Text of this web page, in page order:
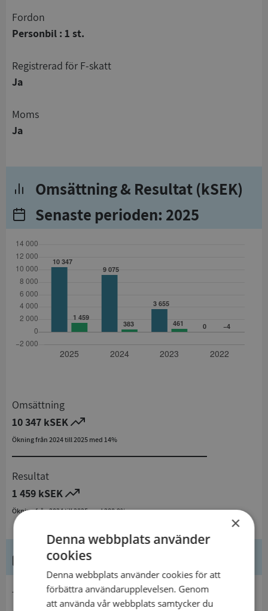
Fordon
Personbil : 1 st.
registrerad för F-skatt
Ja
Moms
Ja
Omsättning & Resultat (kSEK)
Senaste perioden: 2025
Omsättning
10 347 kSEK
Ökning från 2024 till 2025 med 14%
Resultat
1 459 kSEK
Ökning från 2024 till 2025 med 280,9%
Kontaktuppgifter
×
Denna webbplats använder
cookies
Denna webbplats använder cookies för att
förbättra användarupplevelsen. Genom
att använda vår webbplats samtycker du